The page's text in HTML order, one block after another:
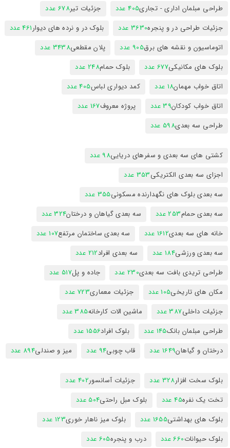
طراحی مبلمان اداری - تجاری405 عدد جزئیات تیر678 عدد
جزئیات طراحی در و پنجره3630 عدد بلوک در و نرده های دیوار461 عدد
اتوماسیون و نقشه های برق905 عدد پلان مقطعی3438 عدد
بلوک های مکانیکی677 عدد بلوک حمام248 عدد
اتاق خواب مهمان18 عدد کمد دیواری لباس405 عدد
اتاق خواب کودکان39 عدد پروژه معروف167 عدد
طراحی سه بعدی598 عدد
کشتی های سه بعدی و سفرهای دریایی98 عدد
اجزای سه بعدی الکتریکی353 عدد
سه بعدی بلوک های نگهدارنده مسکونی355 عدد
سه بعدی حمام253 عدد سه بعدی گیاهان و درختان324 عدد
خانه های سه بعدی1612 عدد سه بعدی ساختمان مرتفع107 عدد
سه بعدی ورزشی184 عدد سه بعدی افراد212 عدد
طراحی تریدی بافت سه بعدی230 عدد جاده و پل517 عدد
مکان های تاریخی105 عدد جزئیات معماری723 عدد
جزئیات داخلی387 عدد ماشین الات کارخانه385 عدد
طراحی مبلمان بانک145 عدد بلوک افراد1556 عدد
درختان و گیاهان1649 عدد قاب چوبی94 عدد میز و صندلی894 عدد
بلوک سخت افزار328 عدد جزئیات آسانسور402 عدد
تخت یک نفره45 عدد بلوک مبل راحتی504 عدد
بلوک های بهداشتی1655 عدد بلوک میز ناهار خوری123 عدد
بلوک حیوانات660 عدد درب و پنجره605 عدد